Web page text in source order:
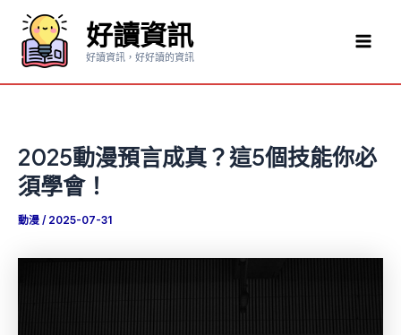
要
好讀資訊
好讀資訊，好好讀的資訊
2025動漫預言成真？這5個技能你必
須學會！
動漫 / 2025-07-31